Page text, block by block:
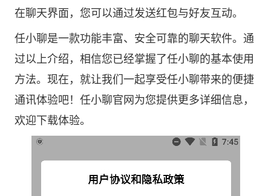
在聊天界面，您可以通过发送红包与好友互动。
任小聊是一款功能丰富、安全可靠的聊天软件。通
过以上介绍，相信您已经掌握了任小聊的基本使用
方法。现在，就让我们一起享受任小聊带来的便捷
通讯体验吧！ 任小聊官网 为您提供更多详细信息，
欢迎下载体验。